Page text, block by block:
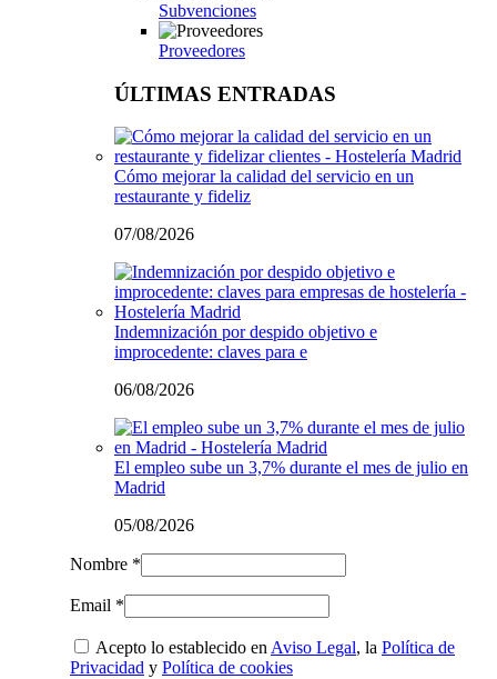
Subvenciones
Proveedores
ÚLTIMAS ENTRADAS
Cómo mejorar la calidad del servicio en un
restaurante y fideliz
07/08/2026
Indemnización por despido objetivo e
improcedente: claves para e
06/08/2026
El empleo sube un 3,7% durante el mes de julio en
Madrid
05/08/2026
Nombre *
Email *
Acepto lo establecido enAviso Legal, la Política de
Privacidad y Política de cookies